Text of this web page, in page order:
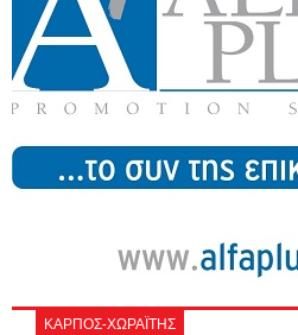
ΚΑΡΠΟΣ-ΧΩΡΑΪΤΗΣ